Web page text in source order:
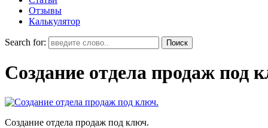
Отзывы
Калькулятор
Search for:
Создание отдела продаж под
Создание отдела продаж под ключ.